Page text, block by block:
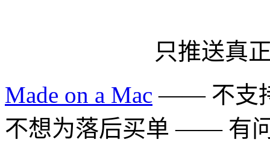
只推送真
Made on a Mac —— 不支
不想为落后买单 —— 有